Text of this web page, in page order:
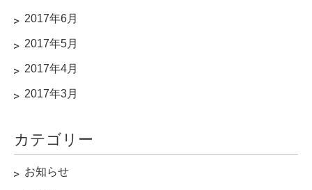
2017年6月
2017年5月
2017年4月
2017年3月
カテゴリー
お知らせ